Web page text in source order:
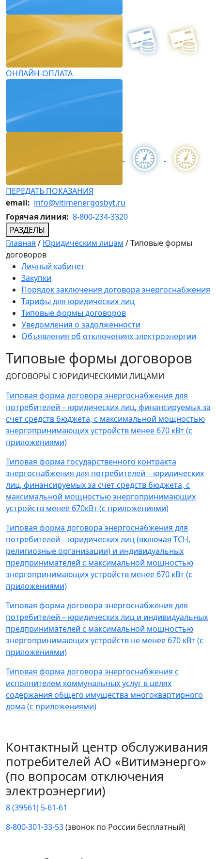
ОНЛАЙН-ОПЛАТА
ПЕРЕДАТЬ ПОКАЗАНИЯ
email: info@vitimenergosbyt.ru
Горячая линия: 8-800-234-3320
РАЗДЕЛЫ
Главная / Юридическим лицам /Типовые формы
договоров
Личный кабинет
Закупки
Порядок заключения договора энергоснабжения
Тарифы для юридических лиц
Типовые формы договоров
Уведомления о задолженности
Объявления об отключениях электроэнергии
Типовые формы договоров
ДОГОВОРЫ С ЮРИДИЧЕСКИМИ ЛИЦАМИ
Типовая форма договора энергоснабжения для
потребителей – юридических лиц, финансируемых за
счет средств бюджета, с максимальной мощностью
энергопринимающих устройств менее 670 кВт (с
приложениями)
Типовая форма государственного контракта
энергоснабжения для потребителей – юридических
лиц, финансируемых за счет средств бюджета, с
максимальной мощностью энергопринимающих
устройств менее 670кВт (с приложениями)
Типовая форма договора энергоснабжения для
потребителей – юридических лиц (включая ТСН,
религиозные организации) и индивидуальных
предпринимателей с максимальной мощностью
энергопринимающих устройств менее 670 кВт (с
приложениями)
Типовая форма договора энергоснабжения для
потребителей – юридических лиц и индивидуальных
предпринимателей с максимальной мощностью
энергопринимающих устройств не менее 670 кВт (с
приложениями)
Типовая форма договора энергоснабжения с
исполнителем коммунальных услуг в целях
содержания общего имущества многоквартирного
дома (с приложениями)
Контактный центр обслуживания
потребителей АО «Витимэнерго»
(по вопросам отключения
электроэнергии)
8 (39561) 5-61-61
8-800-301-33-53(звонок по России бесплатный)